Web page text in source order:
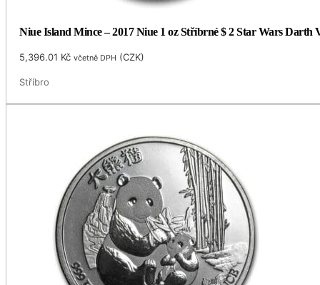
Niue Island Mince – 2017 Niue 1 oz Stříbrné $ 2 Star Wars Darth
5,396.01 Kč včetně DPH (CZK)
Stříbro